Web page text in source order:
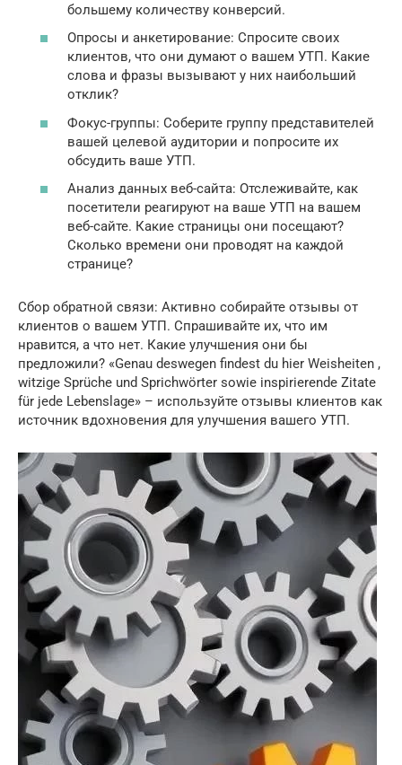
большему количеству конверсий.
Опросы и анкетирование: Спросите своих
клиентов, что они думают о вашем УТП. Какие
слова и фразы вызывают у них наибольший
отклик?
Фокус-группы: Соберите группу представителей
вашей целевой аудитории и попросите их
обсудить ваше УТП.
Анализ данных веб-сайта: Отслеживайте, как
посетители реагируют на ваше УТП на вашем
веб-сайте. Какие страницы они посещают?
Сколько времени они проводят на каждой
странице?
Сбор обратной связи: Активно собирайте отзывы от
клиентов о вашем УТП. Спрашивайте их, что им
нравится, а что нет. Какие улучшения они бы
предложили? «Genau deswegen findest du hier Weisheiten ,
witzige Sprüche und Sprichwörter sowie inspirierende Zitate
für jede Lebenslage» – используйте отзывы клиентов как
источник вдохновения для улучшения вашего УТП.